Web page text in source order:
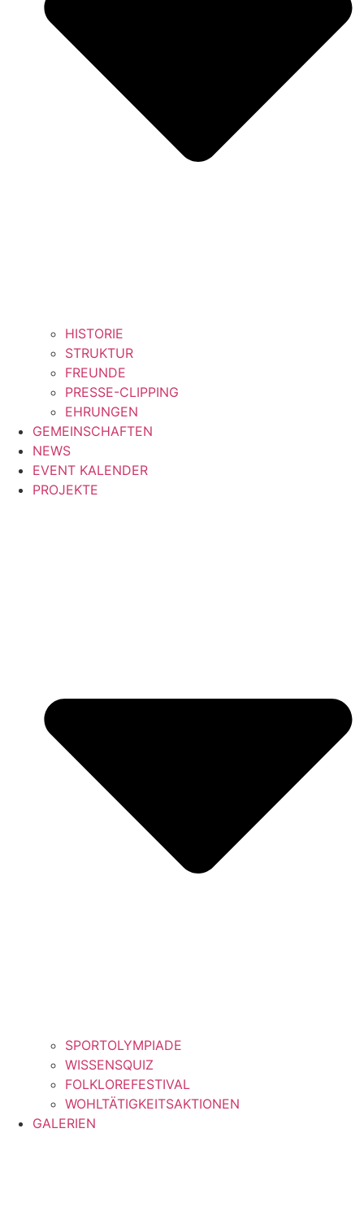
HISTORIE
STRUKTUR
FREUNDE
PRESSE-CLIPPING
EHRUNGEN
GEMEINSCHAFTEN
NEWS
EVENT KALENDER
PROJEKTE
SPORTOLYMPIADE
WISSENSQUIZ
FOLKLOREFESTIVAL
WOHLTÄTIGKEITSAKTIONEN
GALERIEN